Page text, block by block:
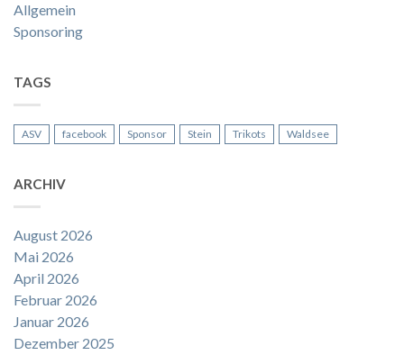
Allgemein
Sponsoring
TAGS
ASV facebook Sponsor Stein Trikots Waldsee
ARCHIV
August 2026
Mai 2026
April 2026
Februar 2026
Januar 2026
Dezember 2025